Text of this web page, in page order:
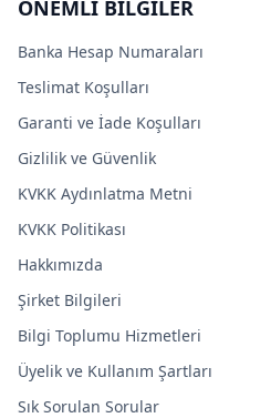
ÖNEMLİ BİLGİLER
Banka Hesap Numaraları
Teslimat Koşulları
Garanti ve İade Koşulları
Gizlilik ve Güvenlik
KVKK Aydınlatma Metni
KVKK Politikası
Hakkımızda
Şirket Bilgileri
Bilgi Toplumu Hizmetleri
Üyelik ve Kullanım Şartları
Sık Sorulan Sorular